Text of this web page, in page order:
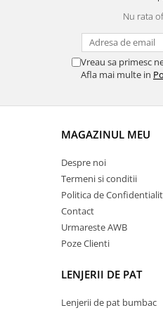
Nu rata
Vreau sa primesc
Afla mai multe in
MAGAZINUL MEU
Despre noi
Termeni si conditii
Politica de
Contact
Urmareste AWB
Poze Clienti
LENJERII DE PAT
Lenjerii de pat bumbac